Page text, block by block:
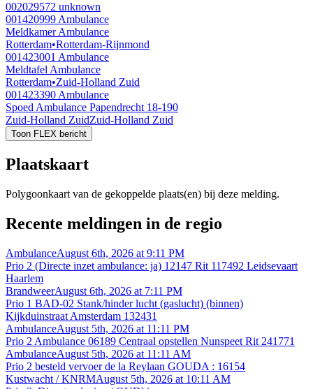
002029572 unknown
001420999 Ambulance
Meldkamer Ambulance
Rotterdam•Rotterdam-Rijnmond
001423001 Ambulance
Meldtafel Ambulance
Rotterdam•Zuid-Holland Zuid
001423390 Ambulance
Spoed Ambulance Papendrecht 18-190
Zuid-Holland ZuidZuid-Holland Zuid
Toon FLEX bericht
Plaatskaart
Polygoonkaart van de gekoppelde plaats(en) bij deze melding.
Recente meldingen in de regio
AmbulanceAugust 6th, 2026 at 9:11 PM
Prio 2 (Directe inzet ambulance: ja) 12147 Rit 117492 Leidsevaart
Haarlem
BrandweerAugust 6th, 2026 at 7:11 PM
Prio 1 BAD-02 Stank/hinder lucht (gaslucht) (binnen)
Kijkduinstraat Amsterdam 132431
AmbulanceAugust 5th, 2026 at 11:11 PM
Prio 2 Ambulance 06189 Centraal opstellen Nunspeet Rit 241771
AmbulanceAugust 5th, 2026 at 11:11 AM
Prio 2 besteld vervoer de la Reylaan GOUDA : 16154
Kustwacht / KNRMAugust 5th, 2026 at 10:11 AM